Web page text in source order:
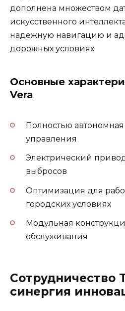
дополнена множеством
искусственного
надежную навигацию и
дорожных условиях.
Основные
Vera
Полностью автономная
управления
Электрический
выбросов
Оптимизация для
городских условиях
Модульная
обслуживания
Сотрудничество
синергия